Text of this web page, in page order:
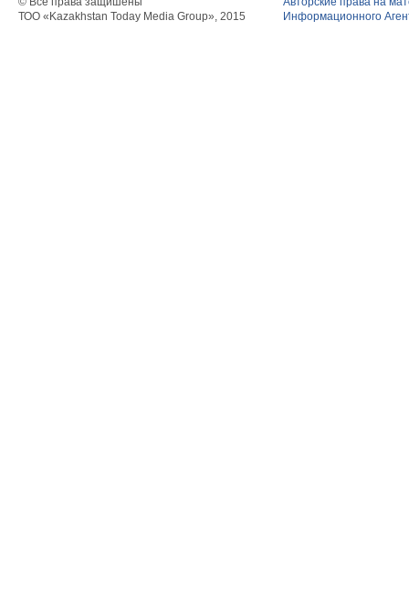
ТОО «Kazakhstan Today Media Group», 2015
Информационного